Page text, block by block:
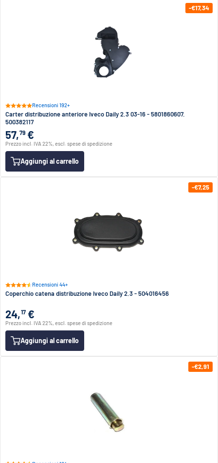
-€17,34
Recensioni 192+
Carter distribuzione anteriore Iveco Daily 2.3 03-16 - 5801860607.
500382117
57,79 €
Prezzo incl. IVA 22%, escl. spese di spedizione
Aggiungi al carrello
-€7,25
Recensioni 44+
Coperchio catena distribuzione Iveco Daily 2.3 - 504016456
24,17 €
Prezzo incl. IVA 22%, escl. spese di spedizione
Aggiungi al carrello
-€2,91